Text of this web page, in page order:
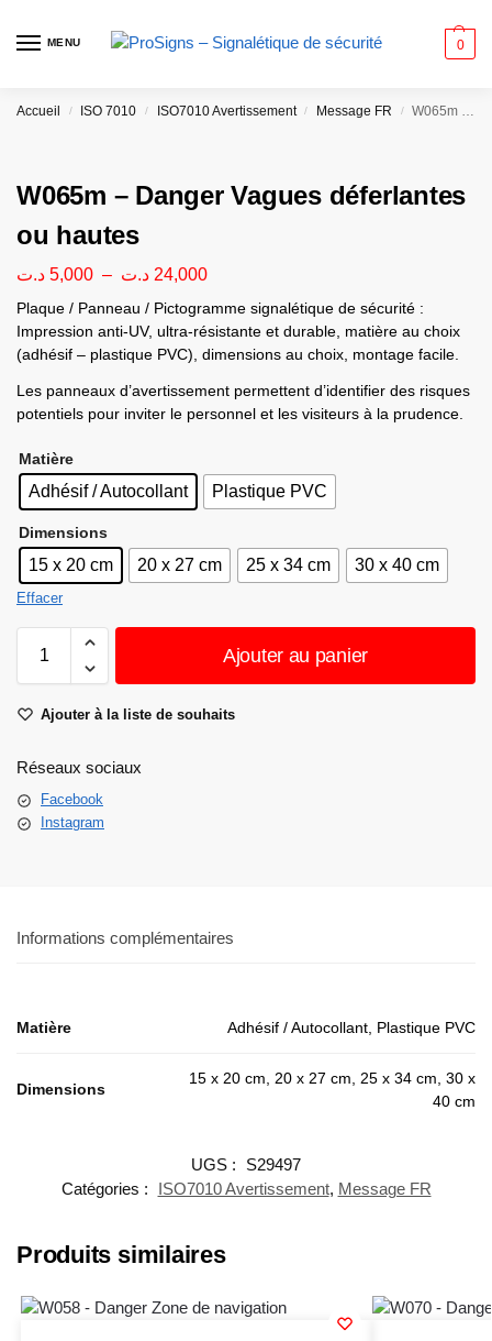
MENU 0
Accueil / ISO 7010 / ISO7010 Avertissement / Message FR / W065m – Danger Vagues déferlantes ou hautes
W065m – Danger Vagues déferlantes
ou hautes
5,000 د.ت – 24,000 د.ت
Plaque / Panneau / Pictogramme signalétique de sécurité :
Impression anti-UV, ultra-résistante et durable, matière au choix
(adhésif – plastique PVC), dimensions au choix, montage facile.
Les panneaux d’avertissement permettent d’identifier des risques
potentiels pour inviter le personnel et les visiteurs à la prudence.
Matière
Adhésif / Autocollant Plastique PVC
Dimensions
15 x 20 cm 20 x 27 cm 25 x 34 cm 30 x 40 cm
Effacer
Ajouter au panier
Ajouter à la liste de souhaits
Réseaux sociaux
Facebook
Instagram
Informations complémentaires
Matière Adhésif / Autocollant, Plastique PVC
Dimensions
15 x 20 cm, 20 x 27 cm, 25 x 34 cm, 30 x
40 cm
UGS :
S29497
Catégories :
ISO7010 Avertissement, Message FR
Produits similaires